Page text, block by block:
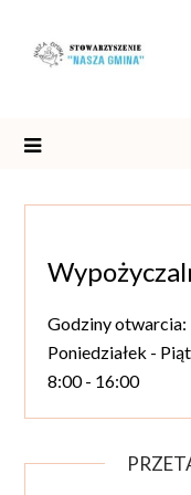
content
Godziny otwarcia:
Poniedziałek -
8:00 - 16:00